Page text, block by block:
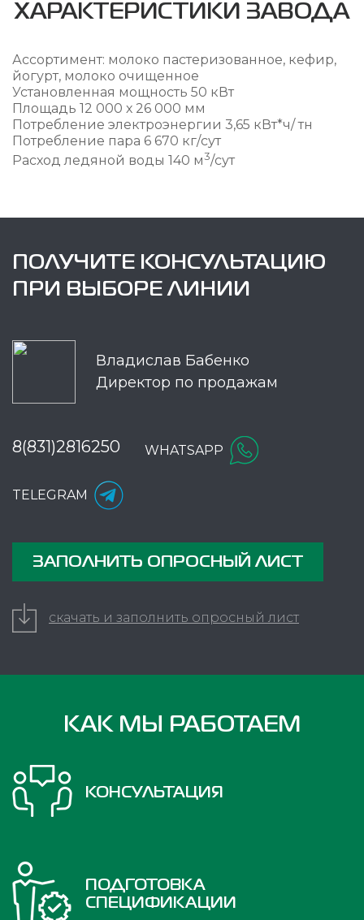
ХАРАКТЕРИСТИКИ ЗАВОДА
Ассортимент: молоко пастеризованное, кефир,
йогурт, молоко очищенное
Установленная мощность 50 кВт
Площадь 12 000 х 26 000 мм
Потребление электроэнергии 3,65 кВт*ч/ тн
Потребление пара 6 670 кг/сут
Расход ледяной воды 140 м3/сут
ПОЛУЧИТЕ КОНСУЛЬТАЦИЮ
ПРИ ВЫБОРЕ ЛИНИИ
Владислав Бабенко
Директор по продажам
8(831)2816250 WHATSAPP
TELEGRAM
ЗАПОЛНИТЬ ОПРОСНЫЙ ЛИСТ
скачать и заполнить опросный лист
КАК МЫ РАБОТАЕМ
КОНСУЛЬТАЦИЯ
ПОДГОТОВКА
СПЕЦИФИКАЦИИ